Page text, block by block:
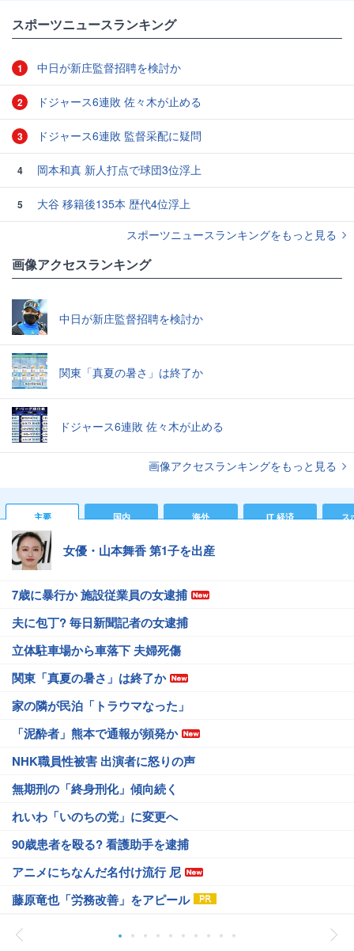
スポーツニュースランキング
1 中日が新庄監督招聘を検討か
2 ドジャース6連敗 佐々木が止める
3 ドジャース6連敗 監督采配に疑問
4 岡本和真 新人打点で球団3位浮上
5
大谷 移籍後135本 歴代4位浮上
スポーツニュースランキングをもっと見る
画像アクセスランキング
中日が新庄監督招聘を検討か
関東「真夏の暑さ」は終了か
ドジャース6連敗 佐々木が止める
画像アクセスランキングをもっと見る
主要 国内 海外 IT 経済 ス
女優・山本舞香 第1子を出産
7歳に暴行か 施設従業員の女逮捕
夫に包丁? 毎日新聞記者の女逮捕
立体駐車場から車落下 夫婦死傷
関東「真夏の暑さ」は終了か
家の隣が民泊「トラウマなった」
「泥酔者」熊本で通報が頻発か
NHK職員性被害 出演者に怒りの声
無期刑の「終身刑化」傾向続く
れいわ「いのちの党」に変更へ
90歳患者を殴る? 看護助手を逮捕
アニメにちなんだ名付け流行 尼
藤原竜也「労務改善」をアピール